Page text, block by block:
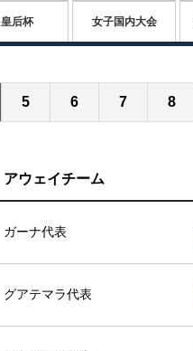
皇后杯 女子国内大会
5 6 7 8
アウェイチーム
ガーナ代表
グアテマラ代表